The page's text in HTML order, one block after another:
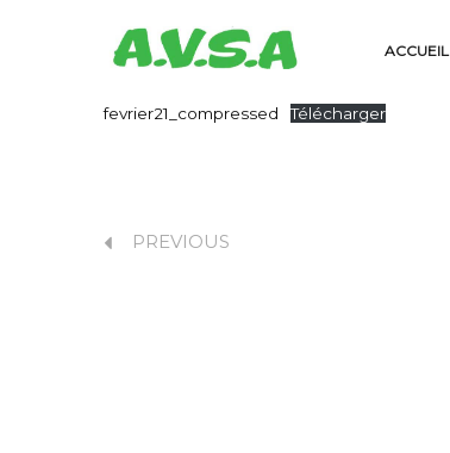
ACCUEIL
fevrier21_compressed Télécharger
PREVIOUS